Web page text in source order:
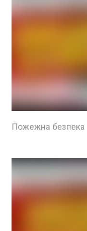
Пожежна безпека